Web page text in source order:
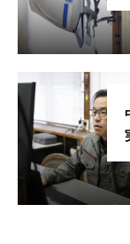
社員インタビュー
採用エントリー
コーポレートサイ
特設採用ページ